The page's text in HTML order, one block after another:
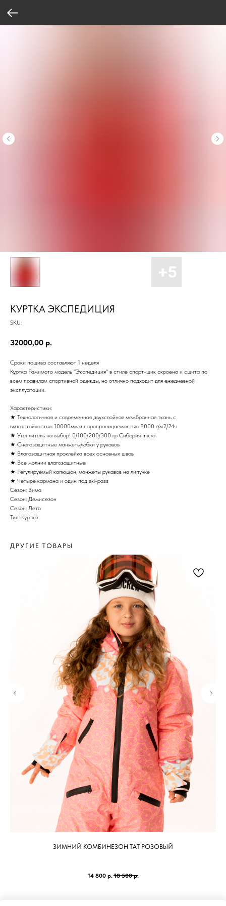
КУРТКА ЭКСПЕДИЦИЯ
SKU:
32000,00 р.
Сроки пошива составляют 1 неделя
Куртка Рамимото модель "Экспедиция" в стиле спорт-шик скроена и сшита по
всем правилам спортивной одежды, но отлично подходит для ежедневной
эксплуатации.
Характеристики:
★ Технологичная и современная двухслойная мембранная ткань с
влагостойкостью 10000мм и паропроницаемостью 8000 г/м2/24ч
★ Утеплитель на выбор! 0/100/200/300 гр Сиберия micro
★ Снегозащитные манжеты/юбки у рукавов
★ Влагозащитная проклейка всех основных швов
★ Все молнии влагозащитные
★ Регулируемый капюшон, манжеты рукавов на липучке
★ Четыре кармана и один под ski-pass
Сезон: Зима
Сезон: Демисезон
Сезон: Лето
Тип: Куртка
ДРУГИЕ ТОВАРЫ
ЗИМНИЙ КОМБИНЕЗОН ТАТ РОЗОВЫЙ
14 800 р. 18 500 р.